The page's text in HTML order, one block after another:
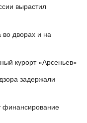
вырастил
во дворах и на
курорт «Арсеньев»
задержали
финансирование